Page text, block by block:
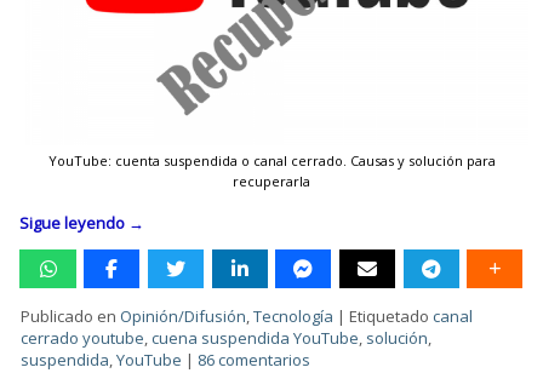
YouTube: cuenta suspendida o canal cerrado. Causas y solución para
recuperarla
Sigue leyendo →
Publicado en Opinión/Difusión,Tecnología |Etiquetado canal
cerrado youtube,cuena suspendida YouTube, solución,
suspendida,YouTube | 86 comentarios